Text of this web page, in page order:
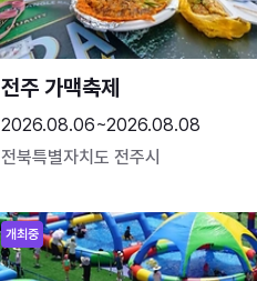
전주 가맥축제
2026.08.06~2026.08.08
전북특별자치도 전주시
개최중